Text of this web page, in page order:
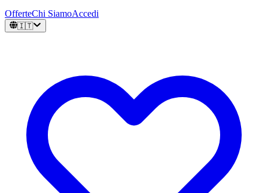
OfferteChi SiamoAccedi
🇮🇹